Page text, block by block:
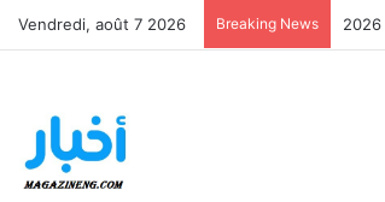
Vendredi, août 7 2026 Breaking News